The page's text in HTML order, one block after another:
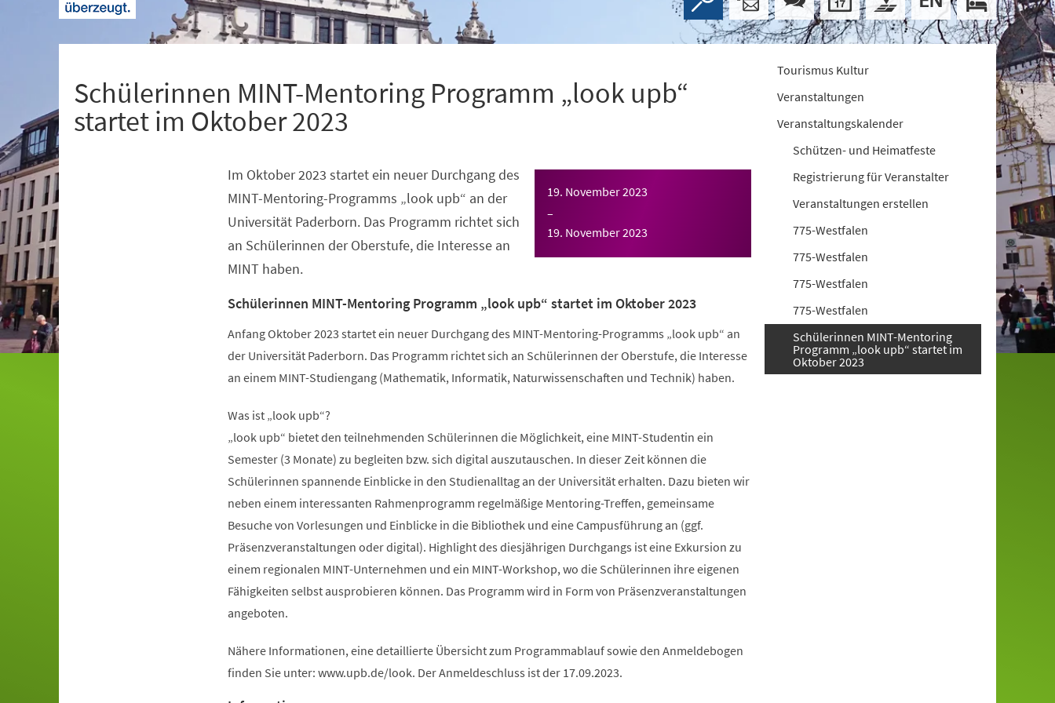
Schülerinnen MINT-Mentoring Programm „look upb“
startet im Oktober 2023
19. November 2023
–
19. November 2023
Im Oktober 2023 startet ein neuer Durchgang des
MINT-Mentoring-Programms „look upb“ an der
Universität Paderborn. Das Programm richtet sich
an Schülerinnen der Oberstufe, die Interesse an
MINT haben.
Schülerinnen MINT-Mentoring Programm „look upb“ startet im Oktober 2023
Anfang Oktober 2023 startet ein neuer Durchgang des MINT-Mentoring-Programms „look upb“ an
der Universität Paderborn. Das Programm richtet sich an Schülerinnen der Oberstufe, die Interesse
an einem MINT-Studiengang (Mathematik, Informatik, Naturwissenschaften und Technik) haben.
Was ist „look upb“?
„look upb“ bietet den teilnehmenden Schülerinnen die Möglichkeit, eine MINT-Studentin ein
Semester (3 Monate) zu begleiten bzw. sich digital auszutauschen. In dieser Zeit können die
Schülerinnen spannende Einblicke in den Studienalltag an der Universität erhalten. Dazu bieten wir
neben einem interessanten Rahmenprogramm regelmäßige Mentoring-Treffen, gemeinsame
Besuche von Vorlesungen und Einblicke in die Bibliothek und eine Campusführung an (ggf.
Präsenzveranstaltungen oder digital). Highlight des diesjährigen Durchgangs ist eine Exkursion zu
einem regionalen MINT-Unternehmen und ein MINT-Workshop, wo die Schülerinnen ihre eigenen
Fähigkeiten selbst ausprobieren können. Das Programm wird in Form von Präsenzveranstaltungen
angeboten.
Nähere Informationen, eine detaillierte Übersicht zum Programmablauf sowie den Anmeldebogen
finden Sie unter: www.upb.de/look. Der Anmeldeschluss ist der 17.09.2023.
Tourismus Kultur
Veranstaltungen
Veranstaltungskalender
Schützen- und Heimatfeste
Registrierung für Veranstalter
Veranstaltungen erstellen
775-Westfalen
775-Westfalen
775-Westfalen
775-Westfalen
Schülerinnen MINT-Mentoring
Programm „look upb“ startet im
Oktober 2023